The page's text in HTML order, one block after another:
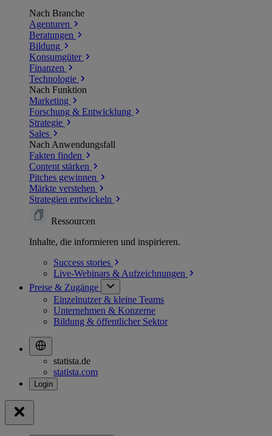
Nach Branche
Agenturen
Beratungen
Bildung
Konsumgüter
Finanzen
Technologie
Nach Funktion
Marketing
Forschung & Entwicklung
Strategie
Sales
Nach Anwendungsfall
Fakten finden
Content stärken
Pitches gewinnen
Märkte verstehen
Strategien entwickeln
Ressourcen
Inhalte, die informieren und inspirieren.
Success stories
Live-Webinars & Aufzeichnungen
Preise & Zugänge
Einzelnutzer & kleine Teams
Unternehmen & Konzerne
Bildung & öffentlicher Sektor
statista.de
statista.com